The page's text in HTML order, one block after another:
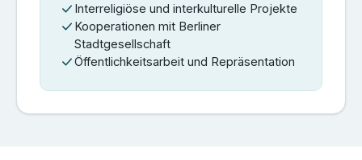
Interreligiöse und interkulturelle Projekte
Kooperationen mit Berliner
Stadtgesellschaft
Öffentlichkeitsarbeit und Repräsentation